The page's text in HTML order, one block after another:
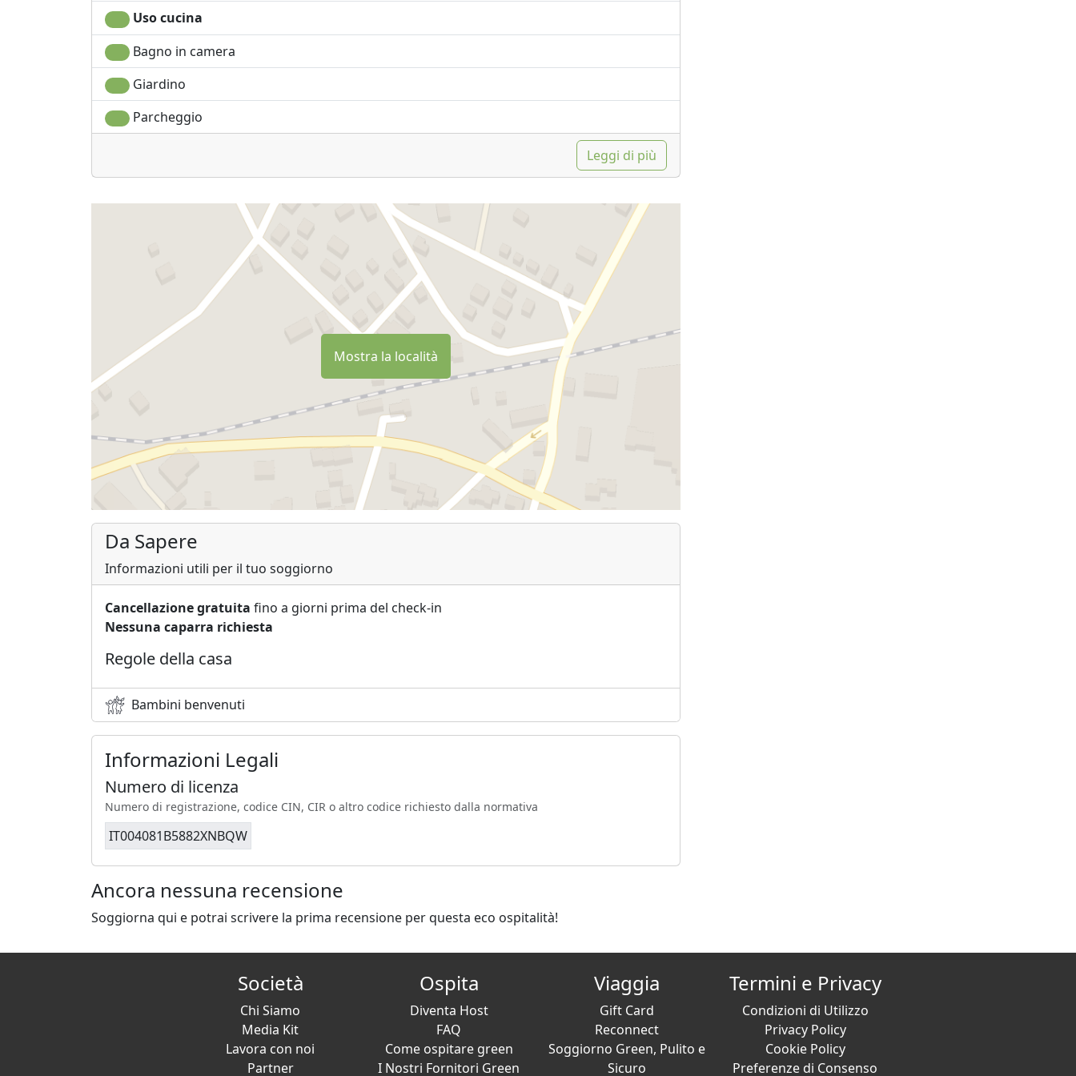
Uso cucina
Bagno in camera
Giardino
Parcheggio
Leggi di più
Mostra la località
Da Sapere
Informazioni utili per il tuo soggiorno
Cancellazione gratuita fino a giorni prima del check-in
Nessuna caparra richiesta
Regole della casa
Bambini benvenuti
Informazioni Legali
Numero di licenza
Numero di registrazione, codice CIN, CIR o altro codice richiesto dalla normativa
IT004081B5882XNBQW
Ancora nessuna recensione
Soggiorna qui e potrai scrivere la prima recensione per questa eco ospitalità!
Società
Chi Siamo
Media Kit
Lavora con noi
Partner
Ospita
Diventa Host
FAQ
Come ospitare green
I Nostri Fornitori Green
Viaggia
Gift Card
Reconnect
Soggiorno Green, Pulito e
Sicuro
Termini e Privacy
Condizioni di Utilizzo
Privacy Policy
Cookie Policy
Preferenze di Consenso